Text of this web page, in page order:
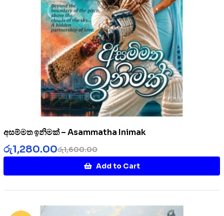
අසම්මත ඉනිමක් – Asammatha Inimak
රු1,600.00
රු1,280.00
Add to Cart